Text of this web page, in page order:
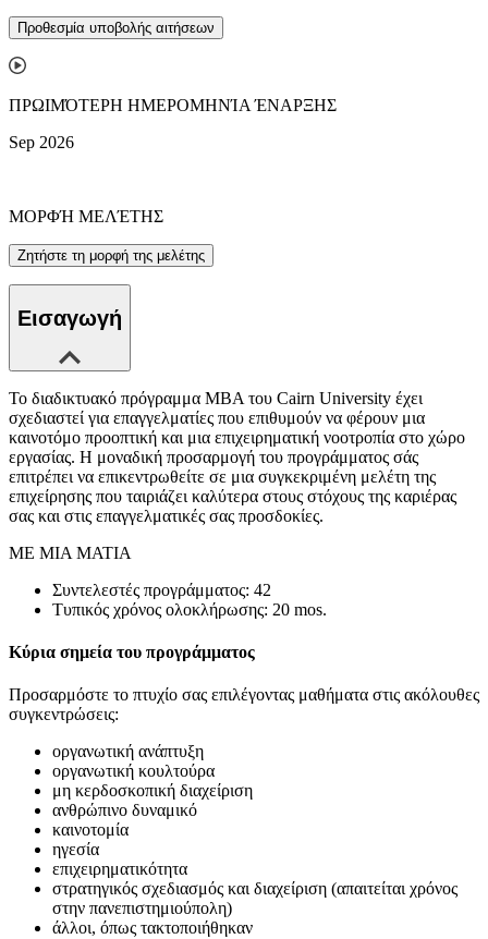
Προθεσμία υποβολής αιτήσεων
ΠΡΩΙΜΌΤΕΡΗ ΗΜΕΡΟΜΗΝΊΑ ΈΝΑΡΞΗΣ
Sep 2026
ΜΟΡΦΉ ΜΕΛΈΤΗΣ
Ζητήστε τη μορφή της μελέτης
Εισαγωγή
Το διαδικτυακό πρόγραμμα MBA του Cairn University έχει
σχεδιαστεί για επαγγελματίες που επιθυμούν να φέρουν μια
καινοτόμο προοπτική και μια επιχειρηματική νοοτροπία στο χώρο
εργασίας. Η μοναδική προσαρμογή του προγράμματος σάς
επιτρέπει να επικεντρωθείτε σε μια συγκεκριμένη μελέτη της
επιχείρησης που ταιριάζει καλύτερα στους στόχους της καριέρας
σας και στις επαγγελματικές σας προσδοκίες.
ΜΕ ΜΙΑ ΜΑΤΙΑ
Συντελεστές προγράμματος: 42
Τυπικός χρόνος ολοκλήρωσης: 20 mos.
Κύρια σημεία του προγράμματος
Προσαρμόστε το πτυχίο σας επιλέγοντας μαθήματα στις ακόλουθες
συγκεντρώσεις:
οργανωτική ανάπτυξη
οργανωτική κουλτούρα
μη κερδοσκοπική διαχείριση
ανθρώπινο δυναμικό
καινοτομία
ηγεσία
επιχειρηματικότητα
στρατηγικός σχεδιασμός και διαχείριση (απαιτείται χρόνος
στην πανεπιστημιούπολη)
άλλοι, όπως τακτοποιήθηκαν